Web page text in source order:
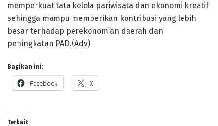
memperkuat tata kelola pariwisata dan ekonomi kreatif
sehingga mampu memberikan kontribusi yang lebih
besar terhadap perekonomian daerah dan
peningkatan PAD.(Adv)
Bagikan ini:
Facebook X
Terkait